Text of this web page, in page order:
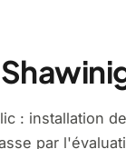
: installation
par